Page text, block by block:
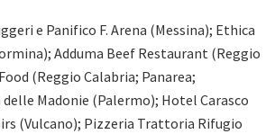
e Panifico F. Arena (Messina); Ethica
Adduma Beef Restaurant (Reggio
(Reggio Calabria; Panarea;
Madonie (Palermo); Hotel Carasco
(Vulcano); Pizzeria Trattoria Rifugio